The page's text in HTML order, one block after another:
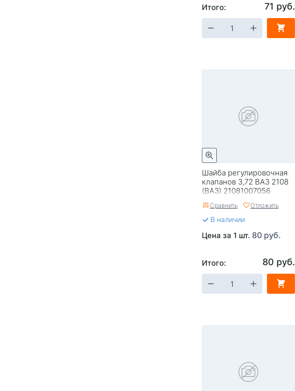
Итого: 71 руб.
Шайба регулировочная
клапанов 3,72 ВАЗ 2108
(ВАЗ) 21081007056
Сравнить Отложить
В наличии
Цена за 1 шт. 80 руб.
Итого: 80 руб.